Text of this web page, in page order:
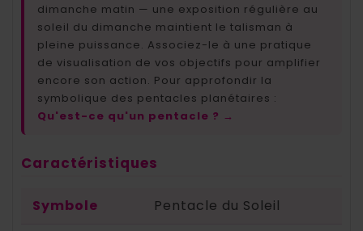
dimanche matin — une exposition régulière au
soleil du dimanche maintient le talisman à
pleine puissance. Associez-le à une pratique
de visualisation de vos objectifs pour amplifier
encore son action. Pour approfondir la
symbolique des pentacles planétaires :
Qu'est-ce qu'un pentacle ? →
Caractéristiques
Symbole
Pentacle du Soleil